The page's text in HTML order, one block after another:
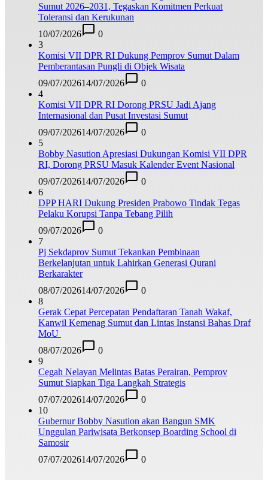
Sumut 2026–2031, Tegaskan Komitmen Perkuat
Toleransi dan Kerukunan
10/07/2026
0
3
Komisi VII DPR RI Dukung Pemprov Sumut Dalam
Pemberantasan Pungli di Objek Wisata
09/07/202614/07/2026
0
4
Komisi VII DPR RI Dorong PRSU Jadi Ajang
Internasional dan Pusat Investasi Sumut
09/07/202614/07/2026
0
5
Bobby Nasution Apresiasi Dukungan Komisi VII DPR
RI, Dorong PRSU Masuk Kalender Event Nasional
09/07/202614/07/2026
0
6
DPP HARI Dukung Presiden Prabowo Tindak Tegas
Pelaku Korupsi Tanpa Tebang Pilih
09/07/2026
0
7
Pj Sekdaprov Sumut Tekankan Pembinaan
Berkelanjutan untuk Lahirkan Generasi Qurani
Berkarakter
08/07/202614/07/2026
0
8
Gerak Cepat Percepatan Pendaftaran Tanah Wakaf,
Kanwil Kemenag Sumut dan Lintas Instansi Bahas Draf
MoU
08/07/2026
0
9
Cegah Nelayan Melintas Batas Perairan, Pemprov
Sumut Siapkan Tiga Langkah Strategis
07/07/202614/07/2026
0
10
Gubernur Bobby Nasution akan Bangun SMK
Unggulan Pariwisata Berkonsep Boarding School di
Samosir
07/07/202614/07/2026 0